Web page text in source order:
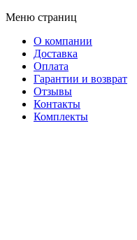
Меню страниц
О компании
Доставка
Оплата
Гарантии и возврат
Отзывы
Контакты
Комплекты